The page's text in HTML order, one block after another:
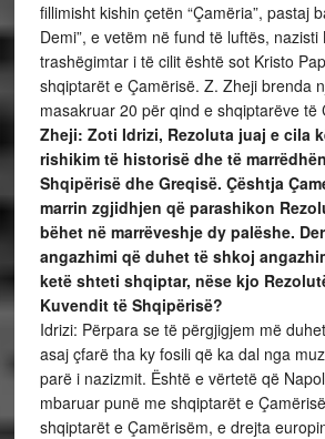
fillimisht kishin çetën “Çamëria”, pastaj
Demi”, e vetëm në fund të luftës,
trashëgimtar i të cilit është sot Kristo
shqiptarët e Çamërisë. Z. Zheji brenda
masakruar 20 për qind e shqiptarëve të
Zheji: Zoti Idrizi, Rezoluta juaj e cila
rishikim të historisë dhe të
Shqipërisë dhe Greqisë. Çështja
marrin zgjidhjen që parashikon
bëhet në marrëveshje dy palëshe.
angazhimi që duhet të shkoj
ketë shteti shqiptar, nëse kjo
Kuvendit të Shqipërisë?
Idrizi: Përpara se të përgjigjem më
asaj çfarë tha ky fosili që ka dal nga
parë i nazizmit. Është e vërtetë që
mbaruar punë me shqiptarët e
shqiptarët e Çamërisëm, e drejta